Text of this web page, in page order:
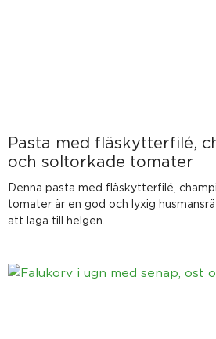
Pasta med fläskytterfilé,
och soltorkade tomater
Denna pasta med fläskytterfilé,
tomater är en god och lyxig
att laga till helgen.